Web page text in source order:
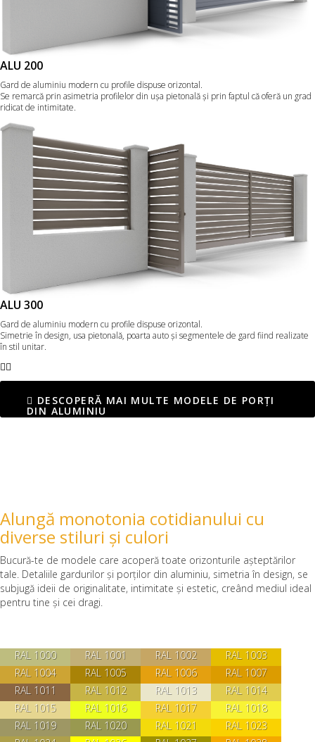
ALU 200
Gard de aluminiu modern cu profile dispuse orizontal.
Se remarcă prin asimetria profilelor din uşa pietonală şi prin faptul că oferă un grad
ridicat de intimitate.
ALU 300
Gard de aluminiu modern cu profile dispuse orizontal.
Simetrie în design, usa pietonală, poarta auto şi segmentele de gard fiind realizate
în stil unitar.
DESCOPERĂ MAI MULTE MODELE DE PORȚI
DIN ALUMINIU
Alungă monotonia cotidianului cu
diverse stiluri și culori
Bucură-te de modele care acoperă toate orizonturile așteptărilor
tale. Detaliile gardurilor și porților din aluminiu, simetria în design, se
subjugă ideii de originalitate, intimitate și estetic, creând mediul ideal
pentru tine și cei dragi.
RAL 1000 RAL 1001 RAL 1002
RAL 1003
RAL 1004
RAL 1005 RAL 1006
RAL 1007
RAL 1011
RAL 1012 RAL 1013
RAL 1014
RAL 1015
RAL 1016 RAL 1017
RAL 1018
RAL 1019
RAL 1020 RAL 1021
RAL 1023